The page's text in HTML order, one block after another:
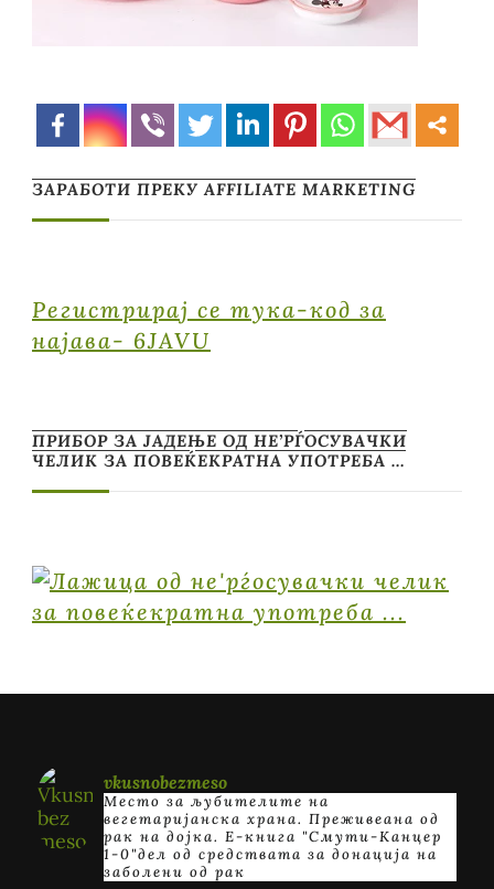
ЗАРАБОТИ ПРЕКУ AFFILIATE MARKETING
Регистрирај се тука-код за
најава- 6JAVU
ПРИБОР ЗА ЈАДЕЊЕ ОД НЕ’РЃОСУВАЧКИ
ЧЕЛИК ЗА ПОВЕЌЕКРАТНА УПОТРЕБА …
vkusnobezmeso
Место за љубителите на
вегетаријанска храна. Преживеана од
рак на дојка. E-книга "Смути-Канцер
1-0"дел од средствата за донација на
заболени од рак